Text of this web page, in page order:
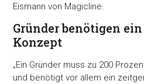
Eismann von Magicline.
Gründer benötigen
Konzept
„Ein Gründer muss zu 200
und benötigt vor allem ein